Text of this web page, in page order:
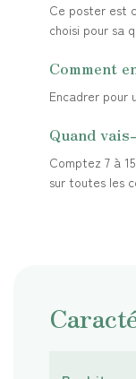
Ce poster est
choisi pour sa
Comment
Encadrer pour
Quand
Comptez 7 à
sur toutes les